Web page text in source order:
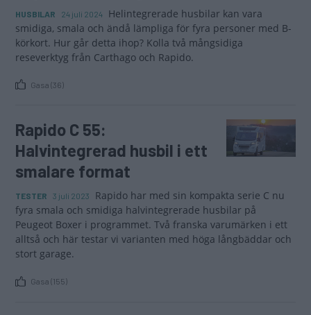
HUSBILAR 24 juli 2024
Helintegrerade husbilar kan vara
smidiga, smala och ändå lämpliga för fyra personer med B-
körkort. Hur går detta ihop? Kolla två mångsidiga
reseverktyg från Carthago och Rapido.
Gasa (36)
Rapido C 55:
Halvintegrerad husbil i ett
smalare format
TESTER 3 juli 2023
Rapido har med sin kompakta serie C nu
fyra smala och smidiga halvintegrerade husbilar på
Peugeot Boxer i programmet. Två franska varumärken i ett
alltså och här testar vi varianten med höga långbäddar och
stort garage.
Gasa (155)